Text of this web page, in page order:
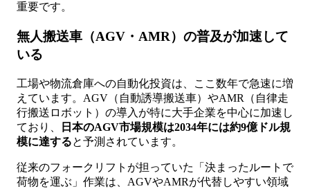
重要です。
無人搬送車（AGV・AMR）の普及が加速して
いる
工場や物流倉庫への自動化投資は、ここ数年で急速に増
えています。AGV（自動誘導搬送車）やAMR（自律走
行搬送ロボット）の導入が特に大手企業を中心に加速し
ており、
日本のAGV市場規模は2034年には約9億ドル規
模に達すると予測されています。
従来のフォークリフトが担っていた「決まったルートで
荷物を運ぶ」作業は、AGVやAMRが代替しやすい領域